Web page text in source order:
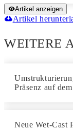
Artikel anzeigen
Artikel
WEITERE
Präsenz auf
Neue Wet-Cast